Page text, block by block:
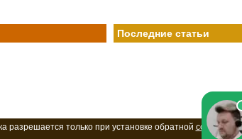
Последние статьи
только при установке обратной ссылкина